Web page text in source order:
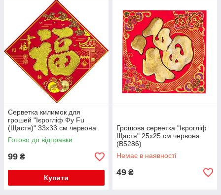
Серветка килимок для
грошей "Ієрогліф Фу Fu
(Щастя)" 33х33 см червона
(C5889)
Готово до відправки
99 ₴
Купити
Грошова серветка "Ієрогліф
Щастя" 25х25 см червона
(B5286)
Немає в наявності
49 ₴